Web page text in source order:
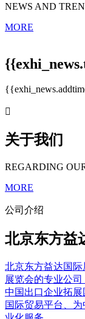
NEWS AND
MORE

关于我们
REGARDING
MORE
公司介绍
北京东方益
北京东方益达国
展览会的专业公
中国出口企业拓
国际贸易平台、